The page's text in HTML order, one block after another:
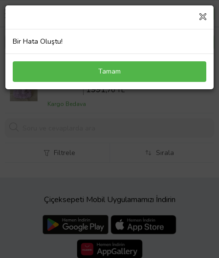
El yapımı örgü puffy chunky peluş şapka ve
boyunluk seti, örgü bere
Sepette %10 İndirim
1991,70 TL
Kargo Bedava
Filtrele Sırala
Çiçeksepeti Mobil Uygulamamızı İndirin
Bir Hata Oluştu!
Tamam